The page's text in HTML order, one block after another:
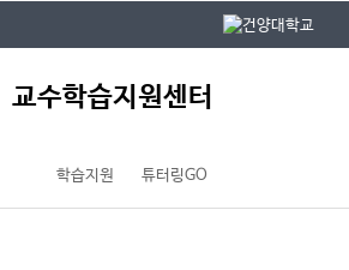
교수학습지원센터
학습지원 튜터링GO